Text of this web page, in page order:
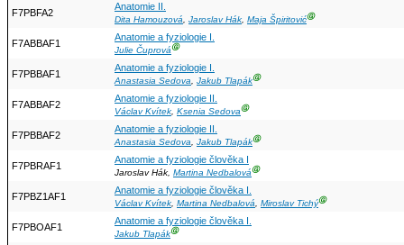
F7PBFA2
Anatomie II.
Dita Hamouzová, Jaroslav Hák, Maja ŠpiritovićⒼ
F7ABBAF1
Anatomie a fyziologie I.
Julie ČuprováⒼ
F7PBBAF1
Anatomie a fyziologie I.
Anastasia Sedova, Jakub TlapákⒼ
F7ABBAF2
Anatomie a fyziologie II.
Václav Kvítek, Ksenia SedovaⒼ
F7PBBAF2
Anatomie a fyziologie II.
Anastasia Sedova, Jakub TlapákⒼ
F7PBRAF1
Anatomie a fyziologie člověka I
Jaroslav Hák, Martina NedbalováⒼ
F7PBZ1AF1
Anatomie a fyziologie člověka I.
Václav Kvítek, Martina Nedbalová, Miroslav TichýⒼ
F7PBOAF1
Anatomie a fyziologie člověka I.
Jakub TlapákⒼ